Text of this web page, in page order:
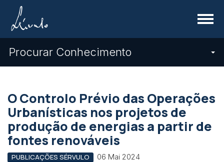
Menu
Procurar Conhecimento
O Controlo Prévio das Operações
Urbanísticas nos projetos de
produção de energias a partir de
fontes renováveis
PUBLICAÇÕES SÉRVULO 06 Mai 2024